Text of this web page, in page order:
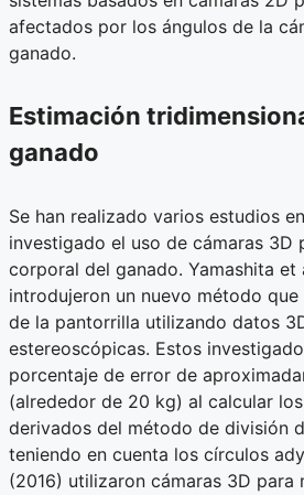
afectados por los ángulos de la
ganado.
Estimación
ganado
Se han realizado varios estudios
investigado el uso de cámaras 3D
corporal del ganado. Yamashita et
introdujeron un nuevo método
de la pantorrilla utilizando datos
estereoscópicas. Estos
porcentaje de error de
(alrededor de 20 kg) al calcular
derivados del método de división
teniendo en cuenta los círculos
(2016) utilizaron cámaras 3D para